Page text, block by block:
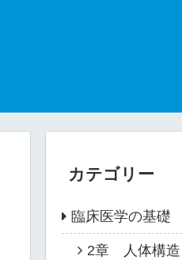
カテゴリー
臨床医学の基礎
2章 人体構造